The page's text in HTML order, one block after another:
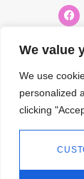
We value
We use
personalized
clicking
2026.